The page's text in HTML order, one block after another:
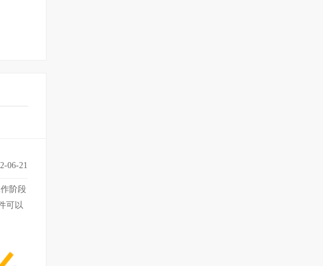
06-21
阶段
可以